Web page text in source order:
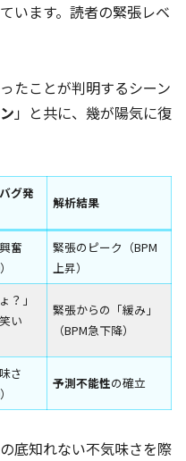
います。読者の緊張レベ
たことが判明するシーン
」と共に、幾が陽気に復
グ発
解析結果
奮
緊張のピーク（BPM
上昇）
？」
い
緊張からの「緩み」
（BPM急下降）
さ
予測不能性の確立
底知れない不気味さを際